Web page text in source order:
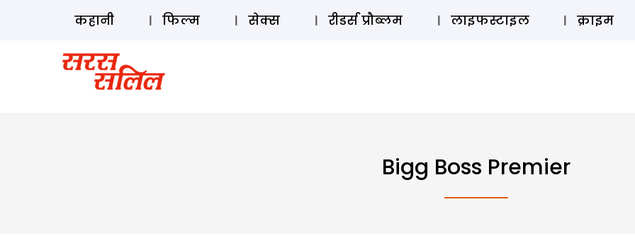
ऑडियो
कहानी फिल्म सेक्स रीडर्स प्रौब्लम लाइफस्टाइल क्राइम
Bigg Boss Premier